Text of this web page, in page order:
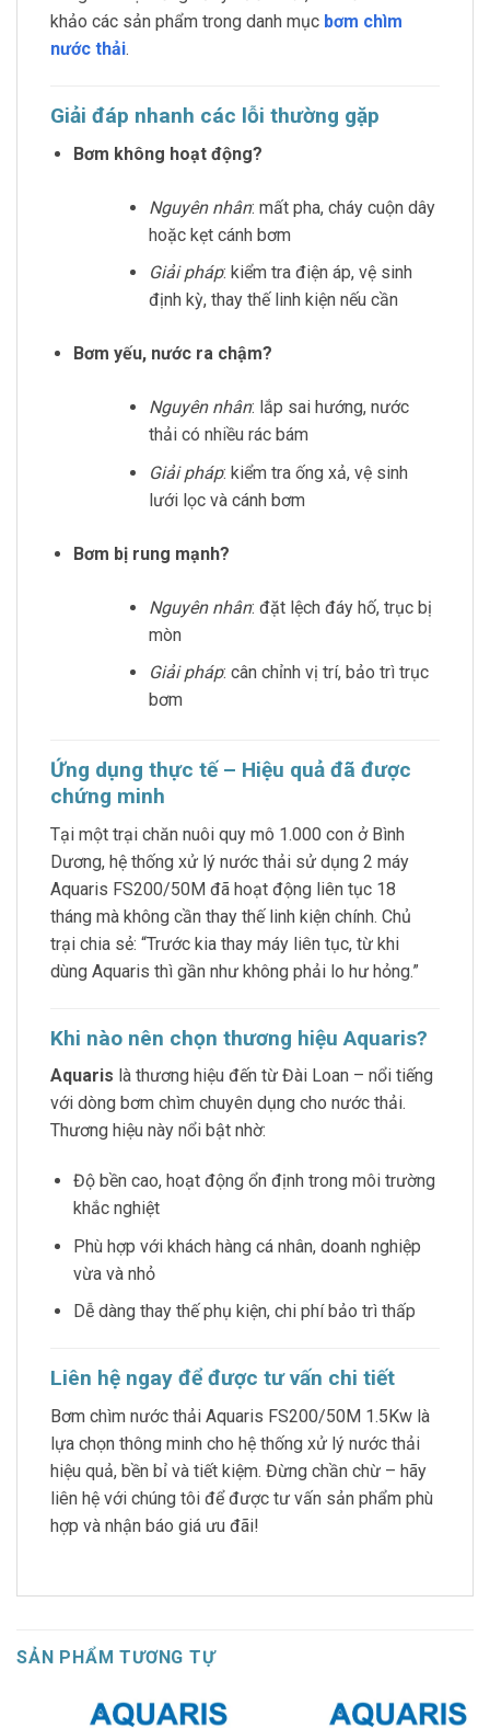
khảo các sản phẩm trong danh mục bơm chìm
nước thải.
Giải đáp nhanh các lỗi thường gặp
Bơm không hoạt động?
Nguyên nhân: mất pha, cháy cuộn dây
hoặc kẹt cánh bơm
Giải pháp: kiểm tra điện áp, vệ sinh
định kỳ, thay thế linh kiện nếu cần
Bơm yếu, nước ra chậm?
Nguyên nhân: lắp sai hướng, nước
thải có nhiều rác bám
Giải pháp: kiểm tra ống xả, vệ sinh
lưới lọc và cánh bơm
Bơm bị rung mạnh?
Nguyên nhân: đặt lệch đáy hố, trục bị
mòn
Giải pháp: cân chỉnh vị trí, bảo trì trục
bơm
Ứng dụng thực tế – Hiệu quả đã được
chứng minh
Tại một trại chăn nuôi quy mô 1.000 con ở Bình
Dương, hệ thống xử lý nước thải sử dụng 2 máy
Aquaris FS200/50M đã hoạt động liên tục 18
tháng mà không cần thay thế linh kiện chính. Chủ
trại chia sẻ: “Trước kia thay máy liên tục, từ khi
dùng Aquaris thì gần như không phải lo hư hỏng.”
Khi nào nên chọn thương hiệu Aquaris?
Aquaris là thương hiệu đến từ Đài Loan – nổi tiếng
với dòng bơm chìm chuyên dụng cho nước thải.
Thương hiệu này nổi bật nhờ:
Độ bền cao, hoạt động ổn định trong môi trường
khắc nghiệt
Phù hợp với khách hàng cá nhân, doanh nghiệp
vừa và nhỏ
Dễ dàng thay thế phụ kiện, chi phí bảo trì thấp
Liên hệ ngay để được tư vấn chi tiết
Bơm chìm nước thải Aquaris FS200/50M 1.5Kw là
lựa chọn thông minh cho hệ thống xử lý nước thải
hiệu quả, bền bỉ và tiết kiệm. Đừng chần chừ – hãy
liên hệ với chúng tôi để được tư vấn sản phẩm phù
hợp và nhận báo giá ưu đãi!
SẢN PHẨM TƯƠNG TỰ